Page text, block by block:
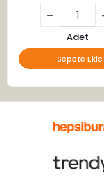
Adet
Sepete Ekle